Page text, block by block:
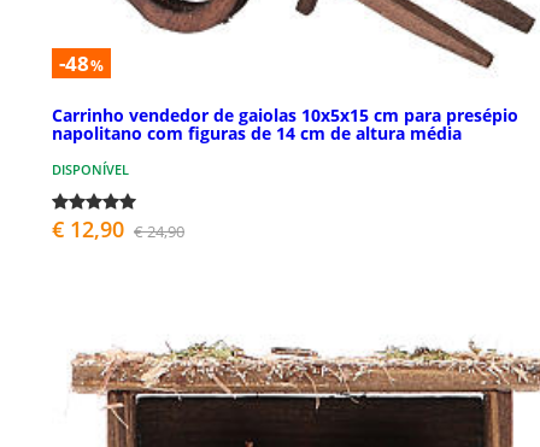
-48%
Carrinho vendedor de gaiolas 10x5x15 cm para presépio
napolitano com figuras de 14 cm de altura média
DISPONÍVEL
€ 12,90 € 24,90